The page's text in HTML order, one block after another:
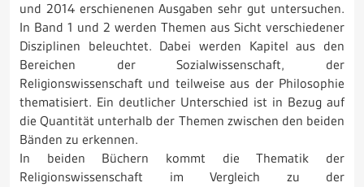
und 2014 erschienenen Ausgaben sehr gut untersuchen.
In Band 1 und 2 werden Themen aus Sicht verschiedener
Disziplinen beleuchtet. Dabei werden Kapitel aus den
Bereichen der Sozialwissenschaft, der
Religionswissenschaft und teilweise aus der Philosophie
thematisiert. Ein deutlicher Unterschied ist in Bezug auf
die Quantität unterhalb der Themen zwischen den beiden
Bänden zu erkennen.
In beiden Büchern kommt die Thematik der
Religionswissenschaft im Vergleich zu der